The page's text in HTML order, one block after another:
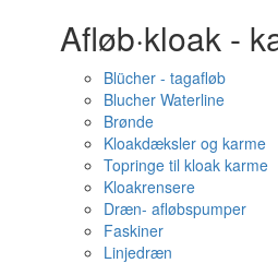
Afløb·kloak -
Blücher - tagafløb
Blucher Waterline
Brønde
Kloakdæksler og karme
Topringe til kloak karme
Kloakrensere
Dræn- afløbspumper
Faskiner
Linjedræn